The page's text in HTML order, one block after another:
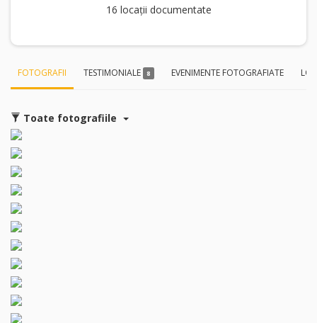
16 locații documentate
FOTOGRAFII TESTIMONIALE 8 EVENIMENTE FOTOGRAFIATE
Toate fotografiile